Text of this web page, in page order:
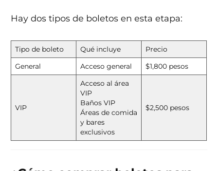
Hay dos tipos de boletos en esta etapa:
Tipo de boleto Qué incluye
Precio
General
Acceso general $1,800 pesos
VIP
Acceso al área
VIP
Baños VIP
Áreas de comida
y bares
exclusivos
$2,500 pesos